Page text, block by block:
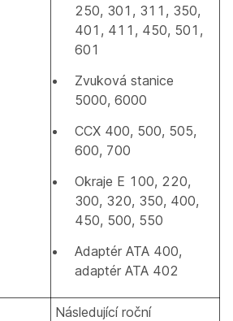
250, 301, 311, 350,
401, 411, 450, 501,
601
Zvuková stanice
5000, 6000
CCX 400, 500, 505,
600, 700
Okraje E 100, 220,
300, 320, 350, 400,
450, 500, 550
Adaptér ATA 400,
adaptér ATA 402
Následující roční